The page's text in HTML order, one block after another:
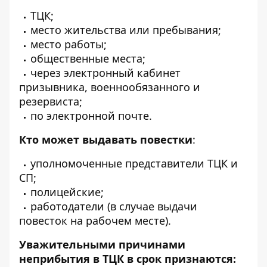
ТЦК;
место жительства или пребывания;
место работы;
общественные места;
через электронный кабинет
призывника, военнообязанного и
резервиста;
по электронной почте.
Кто может выдавать повестки:
уполномоченные представители ТЦК и
СП;
полицейские;
работодатели (в случае выдачи
повесток на рабочем месте).
Уважительными причинами
неприбытия в ТЦК в срок признаются: